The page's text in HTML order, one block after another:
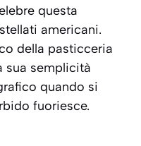
questa
americani.
della pasticceria
sua semplicità
quando si
fuoriesce.